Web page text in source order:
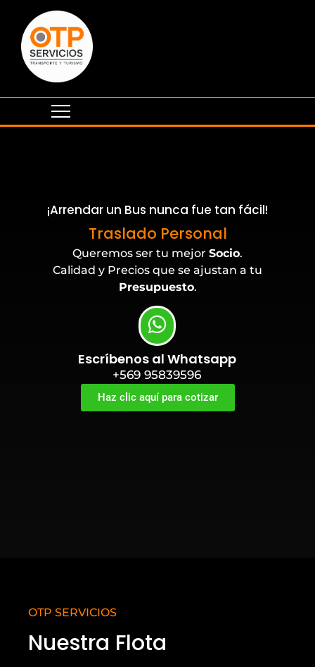
¡Arrendar un Bus nunca fue tan fácil!
Traslado Personal
Eventos Corporativos
Queremos ser tu mejor Socio.
Calidad y Precios que se ajustan a tu
Presupuesto.
Escríbenos al Whatsapp
+569 95839596
Haz clic aquí para cotizar
OTP SERVICIOS
Nuestra Flota